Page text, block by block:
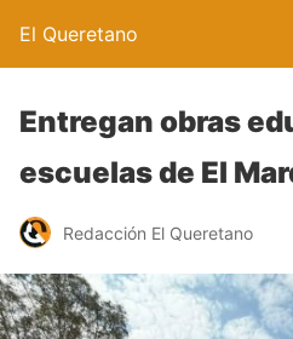
El Queretano
Entregan obras
escuelas de El
Redacción El Queretano